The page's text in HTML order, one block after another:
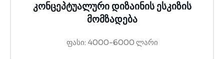
კონცეპტუალური დიზაინის ესკიზის
მომზადება
ფასი: 4000-6000 ლარი